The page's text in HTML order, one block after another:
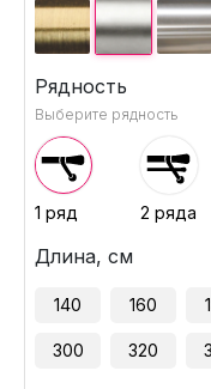
Рядность
Выберите рядность
1 ряд 2 ряда
Длина, см
140 160
300 320